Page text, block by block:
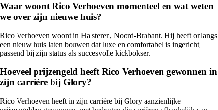
Waar woont Rico Verhoeven momenteel en wat weten
we over zijn nieuwe huis?
Rico Verhoeven woont in Halsteren, Noord-Brabant. Hij heeft onlangs
een nieuw huis laten bouwen dat luxe en comfortabel is ingericht,
passend bij zijn status als succesvolle kickbokser.
Hoeveel prijzengeld heeft Rico Verhoeven gewonnen in
zijn carrière bij Glory?
Rico Verhoeven heeft in zijn carrière bij Glory aanzienlijke